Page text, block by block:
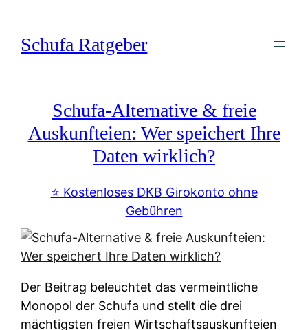
springen
Schufa Ratgeber
Schufa-Alternative & freie
Auskunfteien: Wer speichert Ihre
Daten wirklich?
⭐️ Kostenloses DKB Girokonto ohne
Gebühren
Der Beitrag beleuchtet das vermeintliche
Monopol der Schufa und stellt die drei
mächtigsten freien Wirtschaftsauskunfteien